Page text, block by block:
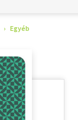
Egyéb